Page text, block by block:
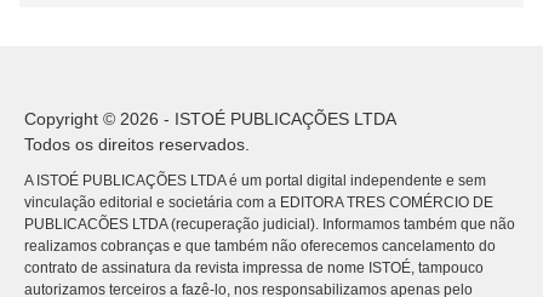
Copyright © 2026 - ISTOÉ PUBLICAÇÕES LTDA
Todos os direitos reservados.
A ISTOÉ PUBLICAÇÕES LTDA é um portal digital independente e sem
vinculação editorial e societária com a EDITORA TRES COMÉRCIO DE
PUBLICACÕES LTDA (recuperação judicial). Informamos também que não
realizamos cobranças e que também não oferecemos cancelamento do
contrato de assinatura da revista impressa de nome ISTOÉ, tampouco
autorizamos terceiros a fazê-lo, nos responsabilizamos apenas pelo